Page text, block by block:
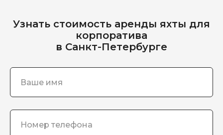
Узнать стоимость аренды яхты для
корпоратива
в Санкт-Петербурге